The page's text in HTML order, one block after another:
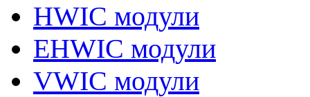
HWIC модули
EHWIC модули
VWIC модули